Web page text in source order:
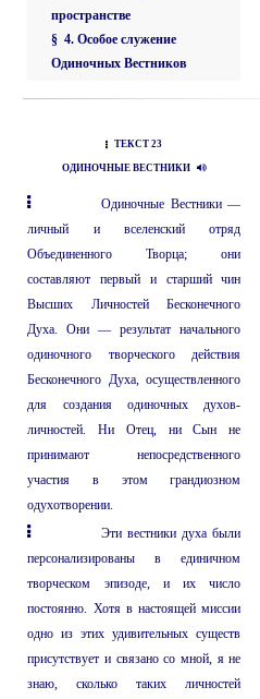
пространстве
§ 4. Особое служение
Одиночных Вестников
ТЕКСТ 23
ОДИНОЧНЫЕ ВЕСТНИКИ
Одиночные Вестники —
личный и вселенский отряд
Объединенного Творца; они
составляют первый и старший чин
Высших Личностей Бесконечного
Духа. Они — результат начального
одиночного творческого действия
Бесконечного Духа, осуществленного
для создания одиночных духов-
личностей. Ни Отец, ни Сын не
принимают непосредственного
участия в этом грандиозном
одухотворении.
Эти вестники духа были
персонализированы в единичном
творческом эпизоде, и их число
постоянно. Хотя в настоящей миссии
одно из этих удивительных существ
присутствует и связано со мной, я не
знаю, сколько таких личностей